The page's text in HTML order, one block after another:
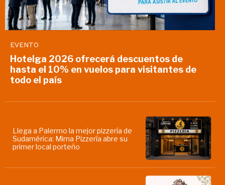
EVENTO
Hotelga 2026 ofrecerá descuentos de
hasta el 10% en vuelos para visitantes de
todo el país
Llega a Palermo la mejor pizzería de
Sudamérica: Mima Pizzería abre su
primer local porteño